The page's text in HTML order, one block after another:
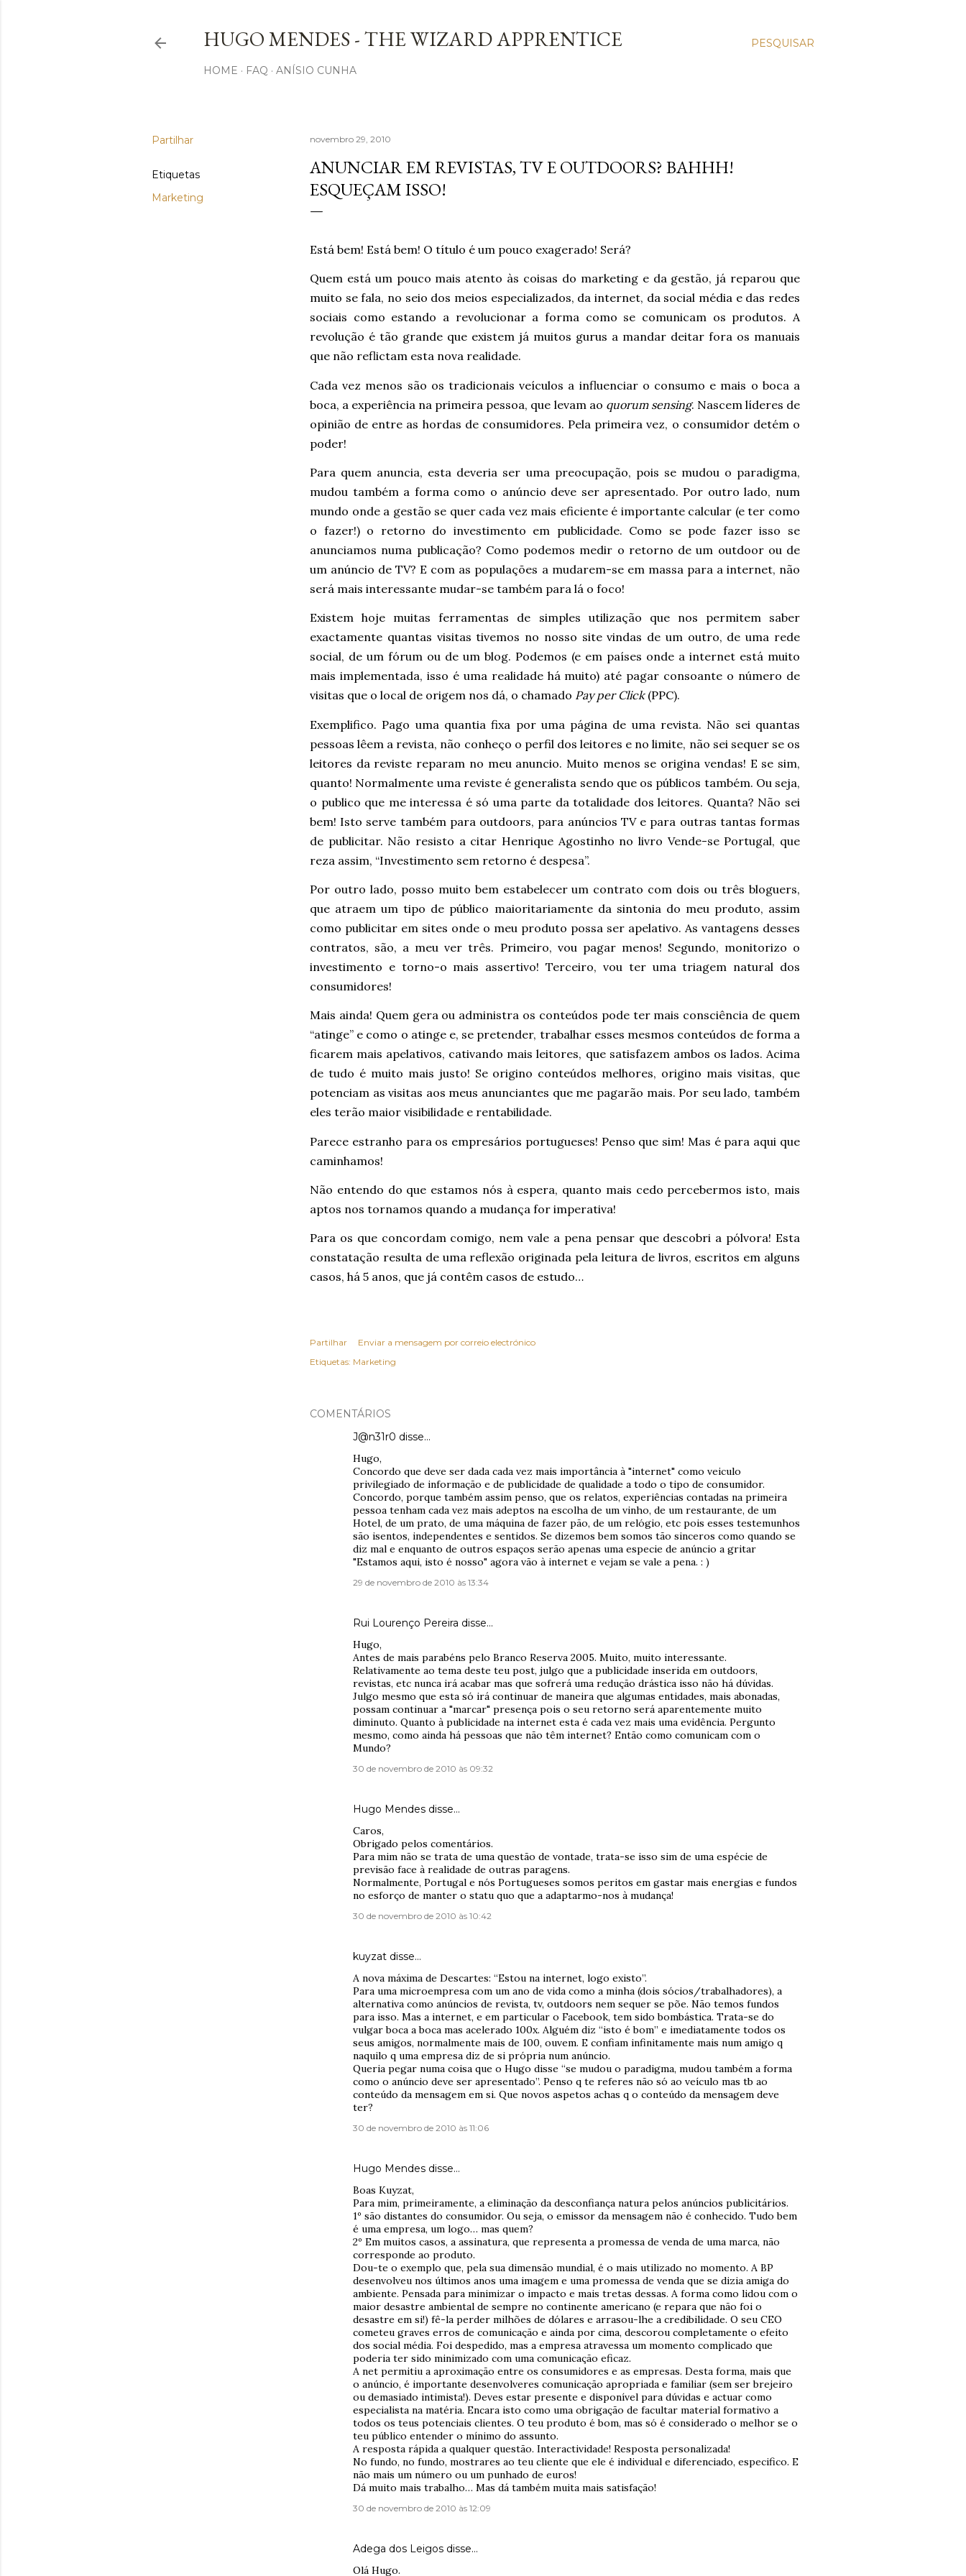
PESQUISAR
HUGO MENDES - THE WIZARD APPRENTICE
HOME FAQ ANÍSIO CUNHA
Partilhar
Etiquetas
Marketing
novembro 29, 2010
ANUNCIAR EM REVISTAS, TV E OUTDOORS? BAHHH!
ESQUEÇAM ISSO!
Está bem! Está bem! O título é um pouco exagerado! Será?
Quem está um pouco mais atento às coisas do marketing e da gestão, já reparou que
muito se fala, no seio dos meios especializados, da internet, da social média e das redes
sociais como estando a revolucionar a forma como se comunicam os produtos. A
revolução é tão grande que existem já muitos gurus a mandar deitar fora os manuais
que não reflictam esta nova realidade.
Cada vez menos são os tradicionais veículos a influenciar o consumo e mais o boca a
boca, a experiência na primeira pessoa, que levam ao quorum sensing. Nascem líderes de
opinião de entre as hordas de consumidores. Pela primeira vez, o consumidor detém o
poder!
Para quem anuncia, esta deveria ser uma preocupação, pois se mudou o paradigma,
mudou também a forma como o anúncio deve ser apresentado. Por outro lado, num
mundo onde a gestão se quer cada vez mais eficiente é importante calcular (e ter como
o fazer!) o retorno do investimento em publicidade. Como se pode fazer isso se
anunciamos numa publicação? Como podemos medir o retorno de um outdoor ou de
um anúncio de TV? E com as populações a mudarem-se em massa para a internet, não
será mais interessante mudar-se também para lá o foco!
Existem hoje muitas ferramentas de simples utilização que nos permitem saber
exactamente quantas visitas tivemos no nosso site vindas de um outro, de uma rede
social, de um fórum ou de um blog. Podemos (e em países onde a internet está muito
mais implementada, isso é uma realidade há muito) até pagar consoante o número de
visitas que o local de origem nos dá, o chamado Pay per Click(PPC).
Exemplifico. Pago uma quantia fixa por uma página de uma revista. Não sei quantas
pessoas lêem a revista, não conheço o perfil dos leitores e no limite, não sei sequer se os
leitores da reviste reparam no meu anuncio. Muito menos se origina vendas! E se sim,
quanto! Normalmente uma reviste é generalista sendo que os públicos também. Ou seja,
o publico que me interessa é só uma parte da totalidade dos leitores. Quanta? Não sei
bem! Isto serve também para outdoors, para anúncios TV e para outras tantas formas
de publicitar. Não resisto a citar Henrique Agostinho no livro Vende-se Portugal, que
reza assim, “Investimento sem retorno é despesa”.
Por outro lado, posso muito bem estabelecer um contrato com dois ou três bloguers,
que atraem um tipo de público maioritariamente da sintonia do meu produto, assim
como publicitar em sites onde o meu produto possa ser apelativo. As vantagens desses
contratos, são, a meu ver três. Primeiro, vou pagar menos! Segundo, monitorizo o
investimento e torno-o mais assertivo! Terceiro, vou ter uma triagem natural dos
consumidores!
Mais ainda! Quem gera ou administra os conteúdos pode ter mais consciência de quem
“atinge” e como o atinge e, se pretender, trabalhar esses mesmos conteúdos de forma a
ficarem mais apelativos, cativando mais leitores, que satisfazem ambos os lados. Acima
de tudo é muito mais justo! Se origino conteúdos melhores, origino mais visitas, que
potenciam as visitas aos meus anunciantes que me pagarão mais. Por seu lado, também
eles terão maior visibilidade e rentabilidade.
Parece estranho para os empresários portugueses! Penso que sim! Mas é para aqui que
caminhamos!
Não entendo do que estamos nós à espera, quanto mais cedo percebermos isto, mais
aptos nos tornamos quando a mudança for imperativa!
Para os que concordam comigo, nem vale a pena pensar que descobri a pólvora! Esta
constatação resulta de uma reflexão originada pela leitura de livros, escritos em alguns
casos, há 5 anos, que já contêm casos de estudo…
Partilhar
Enviar a mensagem por correio electrónico
Etiquetas: Marketing
COMENTÁRIOS
J@n31r0 disse…
Hugo,
Concordo que deve ser dada cada vez mais importância à "internet" como veiculo
privilegiado de informação e de publicidade de qualidade a todo o tipo de consumidor.
Concordo, porque também assim penso, que os relatos, experiências contadas na primeira
pessoa tenham cada vez mais adeptos na escolha de um vinho, de um restaurante, de um
Hotel, de um prato, de uma máquina de fazer pão, de um relógio, etc pois esses testemunhos
são isentos, independentes e sentidos. Se dizemos bem somos tão sinceros como quando se
diz mal e enquanto de outros espaços serão apenas uma especie de anúncio a gritar
"Estamos aqui, isto é nosso" agora vão à internet e vejam se vale a pena. : )
29 de novembro de 2010 às 13:34
Rui Lourenço Pereira disse…
Hugo,
Antes de mais parabéns pelo Branco Reserva 2005. Muito, muito interessante.
Relativamente ao tema deste teu post, julgo que a publicidade inserida em outdoors,
revistas, etc nunca irá acabar mas que sofrerá uma redução drástica isso não há dúvidas.
Julgo mesmo que esta só irá continuar de maneira que algumas entidades, mais abonadas,
possam continuar a "marcar" presença pois o seu retorno será aparentemente muito
diminuto. Quanto à publicidade na internet esta é cada vez mais uma evidência. Pergunto
mesmo, como ainda há pessoas que não têm internet? Então como comunicam com o
Mundo?
30 de novembro de 2010 às 09:32
Hugo Mendes disse…
Caros,
Obrigado pelos comentários.
Para mim não se trata de uma questão de vontade, trata-se isso sim de uma espécie de
previsão face à realidade de outras paragens.
Normalmente, Portugal e nós Portugueses somos peritos em gastar mais energias e fundos
no esforço de manter o statu quo que a adaptarmo-nos à mudança!
30 de novembro de 2010 às 10:42
kuyzat disse…
A nova máxima de Descartes: “Estou na internet, logo existo”.
Para uma microempresa com um ano de vida como a minha (dois sócios/trabalhadores), a
alternativa como anúncios de revista, tv, outdoors nem sequer se põe. Não temos fundos
para isso. Mas a internet, e em particular o Facebook, tem sido bombástica. Trata-se do
vulgar boca a boca mas acelerado 100x. Alguém diz “isto é bom” e imediatamente todos os
seus amigos, normalmente mais de 100, ouvem. E confiam infinitamente mais num amigo q
naquilo q uma empresa diz de si própria num anúncio.
Queria pegar numa coisa que o Hugo disse “se mudou o paradigma, mudou também a forma
como o anúncio deve ser apresentado”. Penso q te referes não só ao veículo mas tb ao
conteúdo da mensagem em si. Que novos aspetos achas q o conteúdo da mensagem deve
ter?
30 de novembro de 2010 às 11:06
Hugo Mendes disse…
Boas Kuyzat,
Para mim, primeiramente, a eliminação da desconfiança natura pelos anúncios publicitários.
1º são distantes do consumidor. Ou seja, o emissor da mensagem não é conhecido. Tudo bem
é uma empresa, um logo… mas quem?
2º Em muitos casos, a assinatura, que representa a promessa de venda de uma marca, não
corresponde ao produto.
Dou-te o exemplo que, pela sua dimensão mundial, é o mais utilizado no momento. A BP
desenvolveu nos últimos anos uma imagem e uma promessa de venda que se dizia amiga do
ambiente. Pensada para minimizar o impacto e mais tretas dessas. A forma como lidou com o
maior desastre ambiental de sempre no continente americano (e repara que não foi o
desastre em si!) fê-la perder milhões de dólares e arrasou-lhe a credibilidade. O seu CEO
cometeu graves erros de comunicação e ainda por cima, descorou completamente o efeito
dos social média. Foi despedido, mas a empresa atravessa um momento complicado que
poderia ter sido minimizado com uma comunicação eficaz.
A net permitiu a aproximação entre os consumidores e as empresas. Desta forma, mais que
o anúncio, é importante desenvolveres comunicação apropriada e familiar (sem ser brejeiro
ou demasiado intimista!). Deves estar presente e disponível para dúvidas e actuar como
especialista na matéria. Encara isto como uma obrigação de facultar material formativo a
todos os teus potenciais clientes. O teu produto é bom, mas só é considerado o melhor se o
teu público entender o mínimo do assunto.
A resposta rápida a qualquer questão. Interactividade! Resposta personalizada!
No fundo, no fundo, mostrares ao teu cliente que ele é individual e diferenciado, especifico. E
não mais um número ou um punhado de euros!
Dá muito mais trabalho… Mas dá também muita mais satisfação!
30 de novembro de 2010 às 12:09
Adega dos Leigos disse…
Olá Hugo.